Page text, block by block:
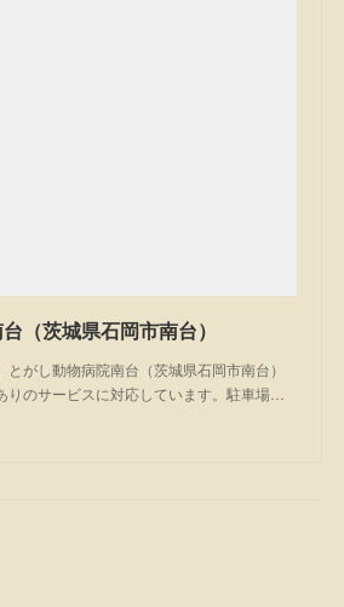
（茨城県石岡市南台）
とがし動物病院南台（茨城県石岡市南台）
りのサービスに対応しています。駐車場…